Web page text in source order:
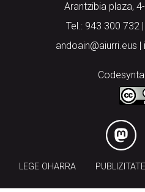
Arantzibia plaza,
Tel.: 943 300 732
andoain@aiurri.eus
LEGE OHARRA